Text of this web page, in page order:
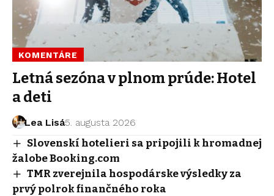
KOMENTÁRE
Letná sezóna v plnom prúde: Hotel
a deti
Lea Lisá5. augusta 2026
Slovenskí hotelieri sa pripojili k hromadnej
žalobe Booking.com
TMR zverejnila hospodárske výsledky za
prvý polrok finančného roka